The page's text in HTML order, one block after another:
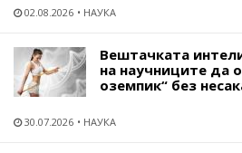
02.08.2026 НАУКА
Вештачката
на научниците да
оземпик“ без
30.07.2026 НАУКА